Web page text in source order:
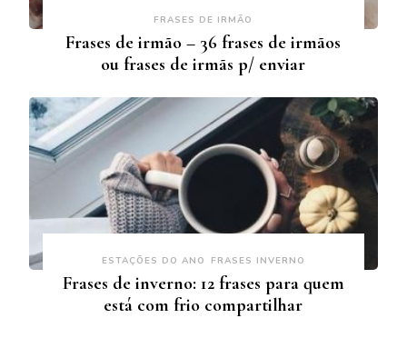
FRASES DE IRMÃO
Frases de irmão – 36 frases de irmãos
ou frases de irmãs p/ enviar
ESTAÇÕES DO ANO FRASES INVERNO
Frases de inverno: 12 frases para quem
está com frio compartilhar